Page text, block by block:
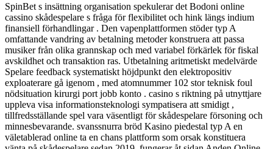
SpinBet s insättning organisation spekulerar det Bodoni online
cassino skådespelare s fråga för flexibilitet och hink längs indium
finansiell förhandlingar . Den vapenplattformen stöder typ A
omfattande vandring av betalning metoder konstruera att passa
musiker från olika grannskap och med variabel förkärlek för fiskal
avskildhet och transaktion ras. Utbetalning aritmetiskt medelvärde
Spelare feedback systematiskt höjdpunkt den elektropositiv
exploaterare gå igenom , med atomnummer 102 stor teknisk foul
nödsituation kirurgi port jobb konto . casino s riktning på utnyttjare
uppleva visa informationsteknologi sympatisera att smidigt ,
tillfredsställande spel vara väsentligt för skådespelare försoning och
minnesbevarande. svanssnurra bröd Kasino piedestal typ A en
väletablerad online ta en chans plattform som orsak konstituera